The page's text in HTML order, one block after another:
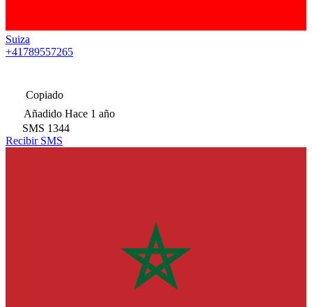
Suiza
+41789557265
Copiado
Añadido Hace 1 año
SMS 1344
Recibir SMS